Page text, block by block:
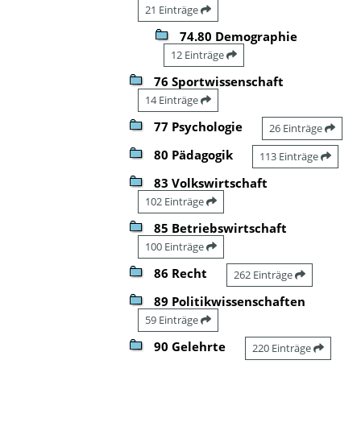
21 Einträge
74.80 Demographie
12 Einträge
76 Sportwissenschaft
14 Einträge
77 Psychologie 26 Einträge
80 Pädagogik 113 Einträge
83 Volkswirtschaft
102 Einträge
85 Betriebswirtschaft
100 Einträge
86 Recht 262 Einträge
89 Politikwissenschaften
59 Einträge
90 Gelehrte 220 Einträge